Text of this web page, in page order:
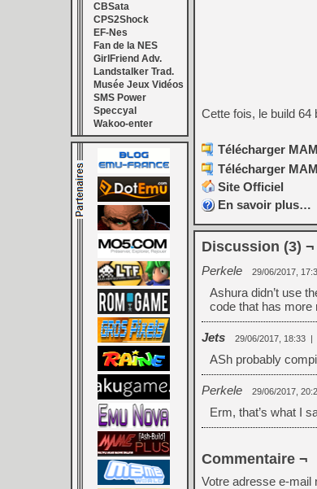
CBSata
CPS2Shock
EF-Nes
Fan de la NES
GirlFriend Adv.
Landstalker Trad.
Musée Jeux Vidéos
SMS Power
Speccyal
Wakoo-enter
Cette fois, le build 64
Télécharger
Télécharger
Site Officiel
En savoir plus…
Discussion (3) ¬
Perkele 29/06/2017,
Ashura didn’t use
code that has more
Jets 29/06/2017, 18:33 |
ASh probably
Perkele 29/06/2017,
Erm, that’s what I
Commentaire ¬
Votre adresse e-mail